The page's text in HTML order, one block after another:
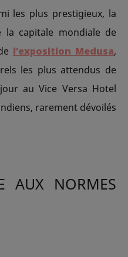
les plus prestigieux, la
la capitale mondiale de
l'exposition Medusa,
les plus attendus de
au Vice Versa Hotel
rarement dévoilés
AUX NORMES